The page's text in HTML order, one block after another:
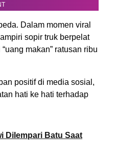
Dalam momen viral
sopir truk berpelat
makan” ratusan ribu
positif di media sosial,
hati ke hati terhadap
Dilempari Batu Saat